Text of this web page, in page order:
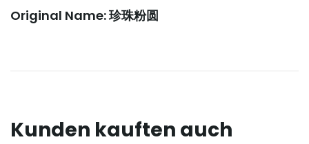
Original Name: 珍珠粉圆
Kunden kauften auch